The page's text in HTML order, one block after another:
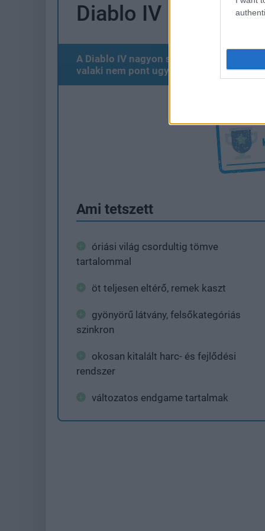
Diablo IV
A Diablo IV nagyon sok szempontból
valaki nem pont ugyanarra az élményre
Ami tetszett
óriási világ csordultig tömve
tartalommal
öt teljesen eltérő, remek kaszt
gyönyörű látvány, felsőkategóriás
szinkron
okosan kitalált harc- és fejlődési
rendszer
változatos endgame tartalmak